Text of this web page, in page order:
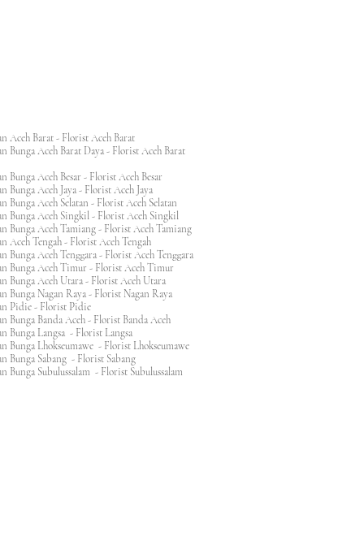
Aceh Barat - Florist Aceh Barat
Bunga Aceh Barat Daya - Florist Aceh Barat
Bunga Aceh Besar - Florist Aceh Besar
Bunga Aceh Jaya - Florist Aceh Jaya
Bunga Aceh Selatan - Florist Aceh Selatan
Bunga Aceh Singkil - Florist Aceh Singkil
Bunga Aceh Tamiang - Florist Aceh Tamiang
Aceh Tengah - Florist Aceh Tengah
Bunga Aceh Tenggara - Florist Aceh Tenggara
Bunga Aceh Timur - Florist Aceh Timur
Bunga Aceh Utara - Florist Aceh Utara
Bunga Nagan Raya - Florist Nagan Raya
Pidie - Florist Pidie
Bunga Banda Aceh - Florist Banda Aceh
Bunga Langsa - Florist Langsa
Bunga Lhokseumawe - Florist Lhokseumawe
Bunga Sabang - Florist Sabang
Bunga Subulussalam - Florist Subulussalam